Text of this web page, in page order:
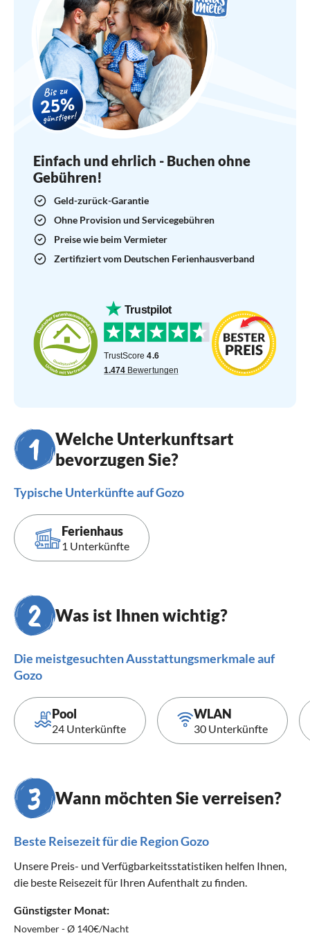
Parkplätze, überhaupt ist das Parken auf der
ganzen Insel kostenlos.
Wir sind begeistert und kommen auf jeden
Fall wieder.
Einfach und ehrlich - Buchen ohne
Gebühren!
Geld-zurück-Garantie
Ohne Provision und Servicegebühren
Preise wie beim Vermieter
Zertifiziert vom Deutschen Ferienhausverband
Welche Unterkunftsart
bevorzugen Sie?
Typische Unterkünfte auf Gozo
Ferienhaus
1 Unterkünfte
Was ist Ihnen wichtig?
Die meistgesuchten Ausstattungsmerkmale auf
Gozo
Pool
24 Unterkünfte
WLAN
30 Unterkünfte
Wann möchten Sie verreisen?
Beste Reisezeit für die Region Gozo
Unsere Preis- und Verfügbarkeitsstatistiken helfen Ihnen,
die beste Reisezeit für Ihren Aufenthalt zu finden.
Günstigster Monat:
November - Ø 140€/Nacht